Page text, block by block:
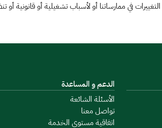
في ممارساتنا أو لأسباب تشغيلية أو قانونية
الدعم و المساعدة
الأسئلة الشائعة
تواصل معنا
اتفاقية مستوى الخدمة